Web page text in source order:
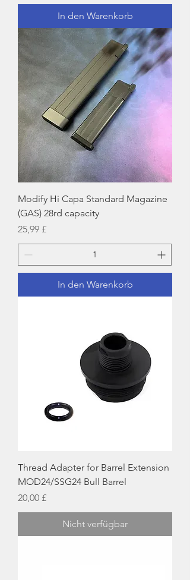
In den Warenkorb
Modify Hi Capa Standard Magazine
(GAS) 28rd capacity
Preis
25,99 £
In den Warenkorb
Thread Adapter for Barrel Extension
MOD24/SSG24 Bull Barrel
Preis
20,00 £
Nicht verfügbar